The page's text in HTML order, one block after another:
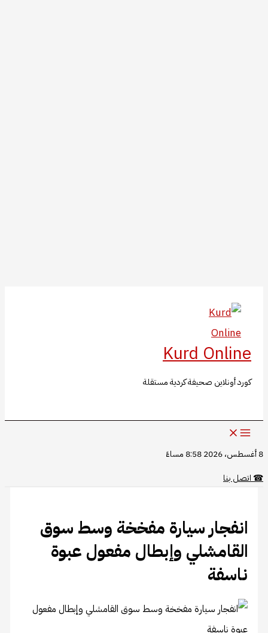
المحتوى
Kurd Online
كورد أونلاين صحيفة كردية مستقلة
8 أغسطس، 2026 8:58 مساءً
☎اتصل بنا
انفجار سيارة مفخخة وسط سوق
القامشلي وإبطال مفعول عبوة
ناسفة